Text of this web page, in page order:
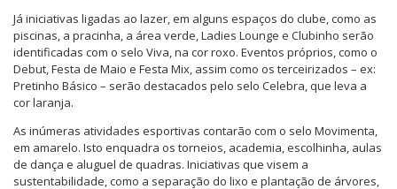
Já iniciativas ligadas ao lazer, em alguns espaços do clube, como as
piscinas, a pracinha, a área verde, Ladies Lounge e Clubinho serão
identificadas com o selo Viva, na cor roxo. Eventos próprios, como o
Debut, Festa de Maio e Festa Mix, assim como os terceirizados – ex:
Pretinho Básico – serão destacados pelo selo Celebra, que leva a
cor laranja.
As inúmeras atividades esportivas contarão com o selo Movimenta,
em amarelo. Isto enquadra os torneios, academia, escolhinha, aulas
de dança e aluguel de quadras. Iniciativas que visem a
sustentabilidade, como a separação do lixo e plantação de árvores,